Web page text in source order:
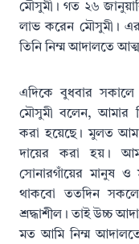
মৌসুমী। গত ২৬
লাভ করেন মৌসুমী।
তিনি নিম্ম আদালতে
এদিকে বুধবার
মৌসুমী বলেন, আমার
করা হয়েছে। মুলত
দায়ের করা হয়।
সোনারগাঁয়ের মানুষ ও
থাকবো ততদিন
শ্রদ্ধাশীল। তাই উচ্চ
মত আমি নিম্ম